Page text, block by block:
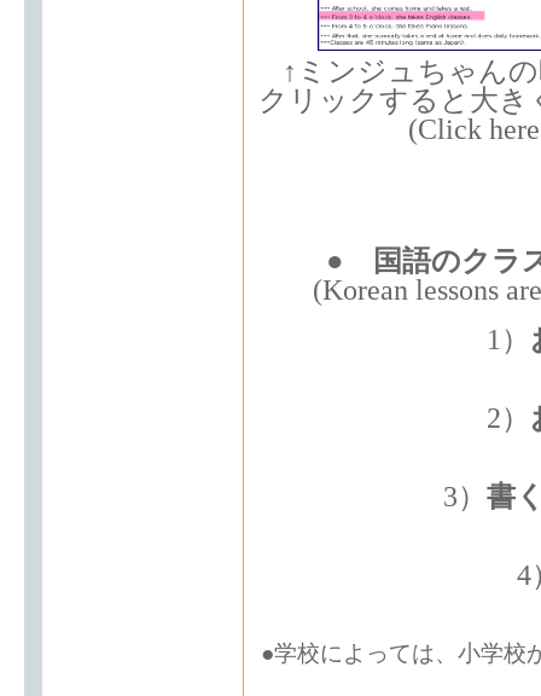
↑ミンジュちゃん
クリックすると大き
(Click
●
国語のクラ
(Korean lessons
1）
2）
3） 書
4
●学校によっては、小学校